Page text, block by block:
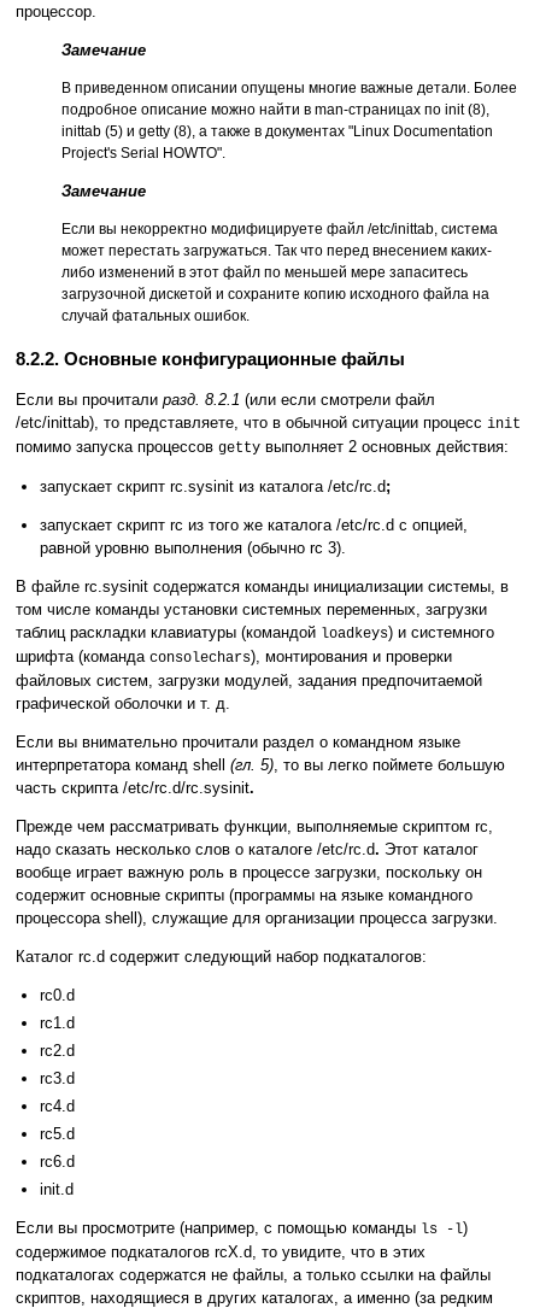
процессор.
Замечание
В приведенном описании опущены многие важные детали. Более
подробное описание можно найти в man-страницах по init (8),
inittab (5) и getty (8), а также в документах "Linux Documentation
Project's Serial HOWTO".
Замечание
Если вы некорректно модифицируете файл /etc/inittab, система
может перестать загружаться. Так что перед внесением каких-
либо изменений в этот файл по меньшей мере запаситесь
загрузочной дискетой и сохраните копию исходного файла на
случай фатальных ошибок.
8.2.2. Основные конфигурационные файлы
Если вы прочитали разд. 8.2.1 (или если смотрели файл
/etc/inittab), то представляете, что в обычной ситуации процесс init
помимо запуска процессов getty выполняет 2 основных действия:
запускает скрипт rc.sysinit из каталога /etc/rc.d;
запускает скрипт rc из того же каталога /etc/rc.d с опцией,
равной уровню выполнения (обычно rc 3).
В файле rc.sysinit содержатся команды инициализации системы, в
том числе команды установки системных переменных, загрузки
таблиц раскладки клавиатуры (командой loadkeys) и системного
шрифта (команда consolechars), монтирования и проверки
файловых систем, загрузки модулей, задания предпочитаемой
графической оболочки и т. д.
Если вы внимательно прочитали раздел о командном языке
интерпретатора команд shell (гл. 5), то вы легко поймете большую
часть скрипта /etc/rc.d/rc.sysinit.
Прежде чем рассматривать функции, выполняемые скриптом rc,
надо сказать несколько слов о каталоге /etc/rc.d. Этот каталог
вообще играет важную роль в процессе загрузки, поскольку он
содержит основные скрипты (программы на языке командного
процессора shell), служащие для организации процесса загрузки.
Каталог rc.d содержит следующий набор подкаталогов:
rc0.d
rc1.d
rc2.d
rc3.d
rc4.d
rc5.d
rc6.d
init.d
Если вы просмотрите (например, с помощью команды ls -l)
содержимое подкаталогов rcX.d, то увидите, что в этих
подкаталогах содержатся не файлы, а только ссылки на файлы
скриптов, находящиеся в других каталогах, а именно (за редким